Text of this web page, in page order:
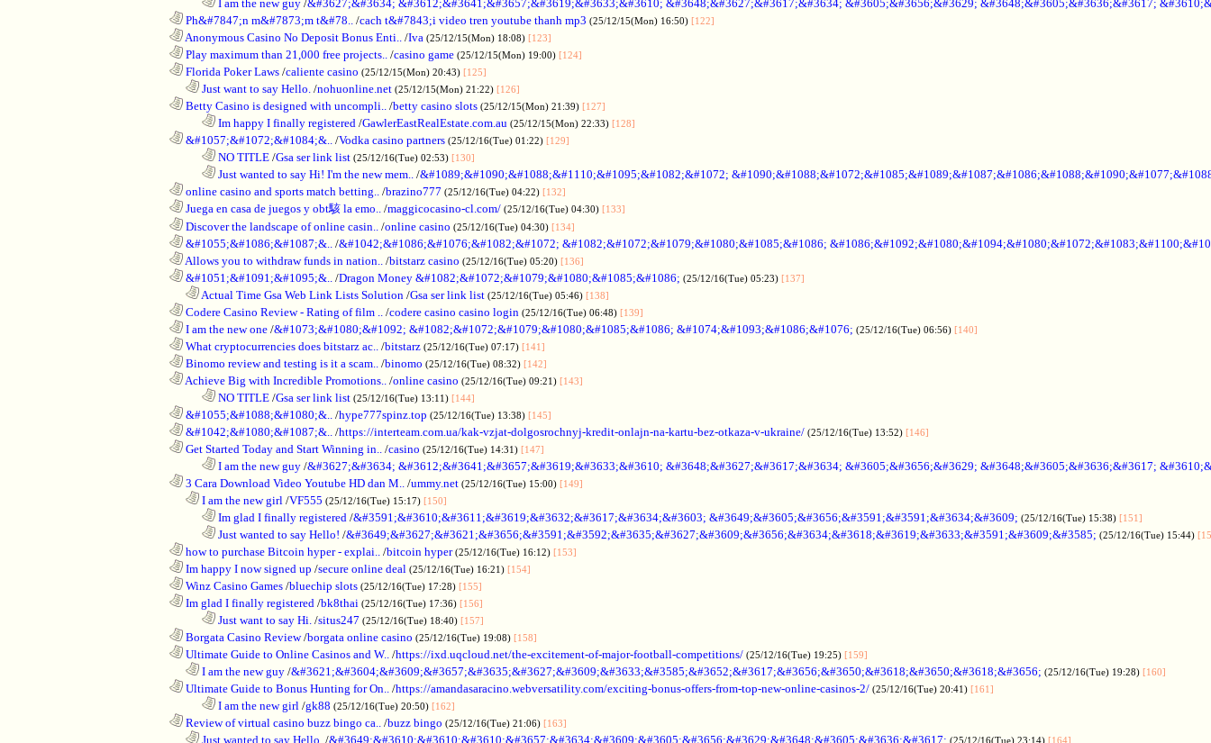
I am the new guy /&#3627;&#3634; &#3612;&#3641;&#3657;&#3619;&#3633;&#3610; &#3648;&#3627;&#3617;&#3634; &#3605;&#3656;&#3629; &#3648;&#3605;&#3636;&#3617;
Ph&#7847;n m&#7873;m t&#78.. /cach t&#7843;i video tren youtube thanh mp3 (25/12/15(Mon) 16:50) [122]
Anonymous Casino No Deposit Bonus Enti.. /Iva (25/12/15(Mon) 18:08) [123]
Play maximum than 21,000 free projects.. /casino game (25/12/15(Mon) 19:00) [124]
Florida Poker Laws /caliente casino (25/12/15(Mon) 20:43) [125]
Just want to say Hello. /nohuonline.net (25/12/15(Mon) 21:22) [126]
Betty Casino is designed with uncompli.. /betty casino slots (25/12/15(Mon) 21:39) [127]
Im happy I finally registered /GawlerEastRealEstate.com.au (25/12/15(Mon) 22:33) [128]
&#1057;&#1072;&#1084;&.. /Vodka casino partners (25/12/16(Tue) 01:22) [129]
NO TITLE /Gsa ser link list (25/12/16(Tue) 02:53) [130]
Just wanted to say Hi! I'm the new mem.. /&#1089;&#1090;&#1088;&#1110;&#1095;&#1082;&#1072;
online casino and sports match betting.. /brazino777 (25/12/16(Tue) 04:22) [132]
Juega en casa de juegos y obt駭 la emo.. /maggicocasino-cl.com/ (25/12/16(Tue) 04:30) [133]
Discover the landscape of online casin.. /online casino (25/12/16(Tue) 04:30) [134]
&#1055;&#1086;&#1087;&.. /&#1042;&#1086;&#1076;&#1082;&#1072; &#1082;&#1072;&#1079;&#1080;&#1085;&#1086;
Allows you to withdraw funds in nation.. /bitstarz casino (25/12/16(Tue) 05:20) [136]
&#1051;&#1091;&#1095;&.. /Dragon Money &#1082;&#1072;&#1079;&#1080;&#1085;&#1086; (25/12/16(Tue) 05:23) [137]
Actual Time Gsa Web Link Lists Solution /Gsa ser link list (25/12/16(Tue) 05:46) [138]
Codere Casino Review - Rating of film .. /codere casino casino login (25/12/16(Tue) 06:48) [139]
I am the new one /&#1073;&#1080;&#1092; &#1082;&#1072;&#1079;&#1080;&#1085;&#1086; &#1074;&#1093;&#1086;&#1076; (25/12/16(Tue) 06:56) [140]
What cryptocurrencies does bitstarz ac.. /bitstarz (25/12/16(Tue) 07:17) [141]
Binomo review and testing is it a scam.. /binomo (25/12/16(Tue) 08:32) [142]
Achieve Big with Incredible Promotions.. /online casino (25/12/16(Tue) 09:21) [143]
NO TITLE /Gsa ser link list (25/12/16(Tue) 13:11) [144]
&#1055;&#1088;&#1080;&.. /hype777spinz.top (25/12/16(Tue) 13:38) [145]
&#1042;&#1080;&#1087;&.. /https://interteam.com.ua/kak-vzjat-dolgosrochnyj-kredit-onlajn-na-kartu-bez-otkaza-v-ukraine/ (25/12/16(Tue) 13:52) [146]
Get Started Today and Start Winning in.. /casino (25/12/16(Tue) 14:31) [147]
I am the new guy /&#3627;&#3634; &#3612;&#3641;&#3657;&#3619;&#3633;&#3610; &#3648;&#3627;&#3617;&#3634; &#3605;&#3656;&#3629; &#3648;&#3605;&#3636;&#3617;
3 Cara Download Video Youtube HD dan M.. /ummy.net (25/12/16(Tue) 15:00) [149]
I am the new girl /VF555 (25/12/16(Tue) 15:17) [150]
Im glad I finally registered /&#3591;&#3610;&#3611;&#3619;&#3632;&#3617;&#3634;&#3603; &#3649;&#3605;&#3656;&#3591;&#3591;&#3634;&#3609; (25/12/16(Tue) 15:38) [151]
Just wanted to say Hello! /&#3649;&#3627;&#3621;&#3656;&#3591;&#3592;&#3635;&#3627;&#3609;&#3656;&#3634;&#3618;&#3619;&#3633;&#3591;&#3609;&#3585; (25/12/16(Tue) 15:44)
how to purchase Bitcoin hyper - explai.. /bitcoin hyper (25/12/16(Tue) 16:12) [153]
Im happy I now signed up /secure online deal (25/12/16(Tue) 16:21) [154]
Winz Casino Games /bluechip slots (25/12/16(Tue) 17:28) [155]
Im glad I finally registered /bk8thai (25/12/16(Tue) 17:36) [156]
Just want to say Hi. /situs247 (25/12/16(Tue) 18:40) [157]
Borgata Casino Review/borgata online casino (25/12/16(Tue) 19:08) [158]
Ultimate Guide to Online Casinos and W.. /https://ixd.uqcloud.net/the-excitement-of-major-football-competitions/ (25/12/16(Tue) 19:25) [159]
I am the new guy /&#3621;&#3604;&#3609;&#3657;&#3635;&#3627;&#3609;&#3633;&#3585;&#3652;&#3617;&#3656;&#3650;&#3618;&#3650;&#3618;&#3656; (25/12/16(Tue) 19:28) [160]
Ultimate Guide to Bonus Hunting for On.. /https://amandasaracino.webversatility.com/exciting-bonus-offers-from-top-new-online-casinos-2/ (25/12/16(Tue) 20:41) [161]
I am the new girl /gk88 (25/12/16(Tue) 20:50) [162]
Review of virtual casino buzz bingo ca.. /buzz bingo (25/12/16(Tue) 21:06) [163]
Just wanted to say Hello. /&#3649;&#3610;&#3610;&#3610;&#3657;&#3634;&#3609;&#3605;&#3656;&#3629;&#3648;&#3605;&#3636;&#3617; (25/12/16(Tue) 23:14) [164]